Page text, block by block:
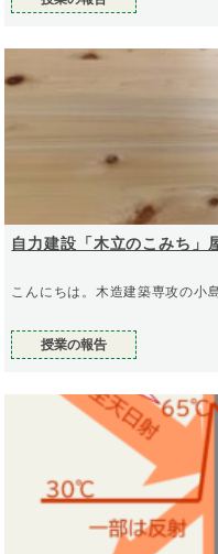
自力建設「木立のこみち」
こんにちは。木造建築専攻の小
授業の報告